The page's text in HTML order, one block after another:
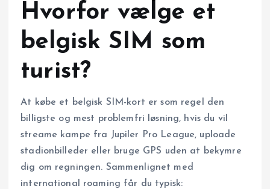
Hvorfor vælge et
belgisk SIM som
turist?
At købe et belgisk SIM-kort er som regel den
billigste og mest problemfri løsning, hvis du vil
streame kampe fra Jupiler Pro League, uploade
stadionbilleder eller bruge GPS uden at bekymre
dig om regningen. Sammenlignet med
international roaming får du typisk: